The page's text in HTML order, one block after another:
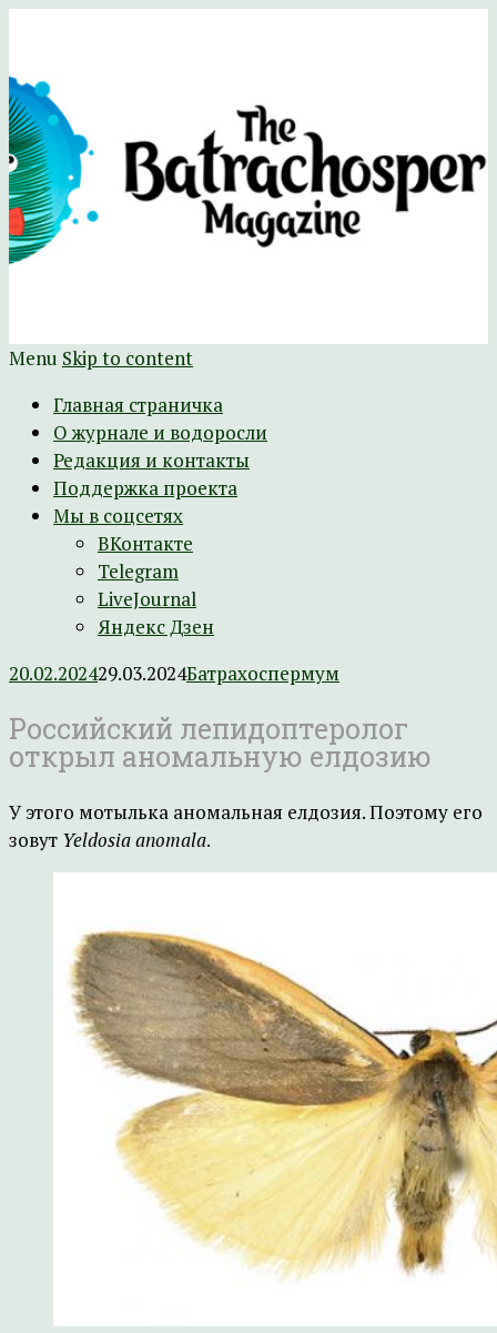
The Batrachospermum Magazine
Батрахоспермум (официальный сайт)
Menu Skip to content
Главная страничка
О журнале и водоросли
Редакция и контакты
Поддержка проекта
Мы в соцсетях
ВКонтакте
Telegram
LiveJournal
Яндекс Дзен
20.02.202429.03.2024Батрахоспермум
Российский лепидоптеролог
открыл аномальную елдозию
У этого мотылька аномальная елдозия. Поэтому его
зовут Yeldosia anomala.